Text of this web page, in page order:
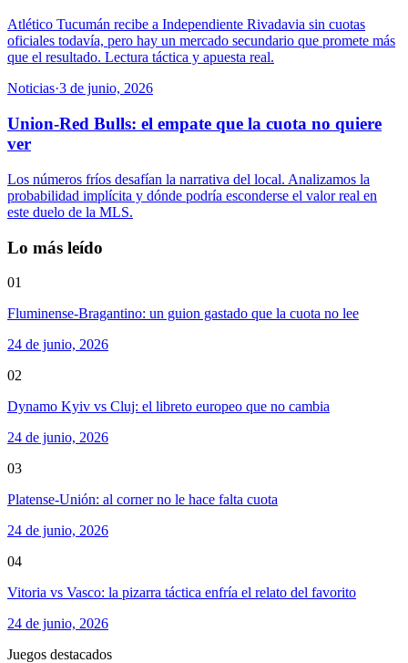
Atlético Tucumán recibe a Independiente Rivadavia sin cuotas
oficiales todavía, pero hay un mercado secundario que promete más
que el resultado. Lectura táctica y apuesta real.
Noticias·3 de junio, 2026
Union-Red Bulls: el empate que la cuota no quiere
ver
Los números fríos desafían la narrativa del local. Analizamos la
probabilidad implícita y dónde podría esconderse el valor real en
este duelo de la MLS.
Lo más leído
01
Fluminense-Bragantino: un guion gastado que la cuota no lee
24 de junio, 2026
02
Dynamo Kyiv vs Cluj: el libreto europeo que no cambia
24 de junio, 2026
03
Platense-Unión: al corner no le hace falta cuota
24 de junio, 2026
04
Vitoria vs Vasco: la pizarra táctica enfría el relato del favorito
24 de junio, 2026
Juegos destacados